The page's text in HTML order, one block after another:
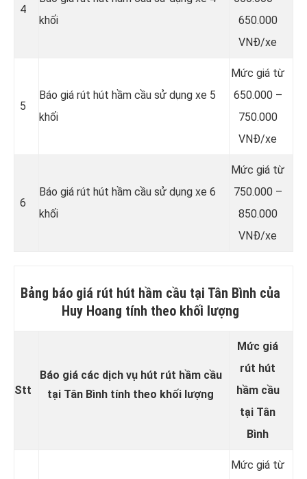
4
khối
650.000
VNĐ/xe
5
Báo giá rút hút hầm cầu sử dụng xe 5
khối
Mức giá từ
650.000 –
750.000
VNĐ/xe
6
Báo giá rút hút hầm cầu sử dụng xe 6
khối
Mức giá từ
750.000 –
850.000
VNĐ/xe
Bảng báo giá rút hút hầm cầu tại Tân Bình của
Huy Hoang tính theo khối lượng
Stt
Báo giá các dịch vụ hút rút hầm cầu
tại Tân Bình tính theo khối lượng
Mức giá
rút hút
hầm cầu
tại Tân
Bình
Mức giá từ